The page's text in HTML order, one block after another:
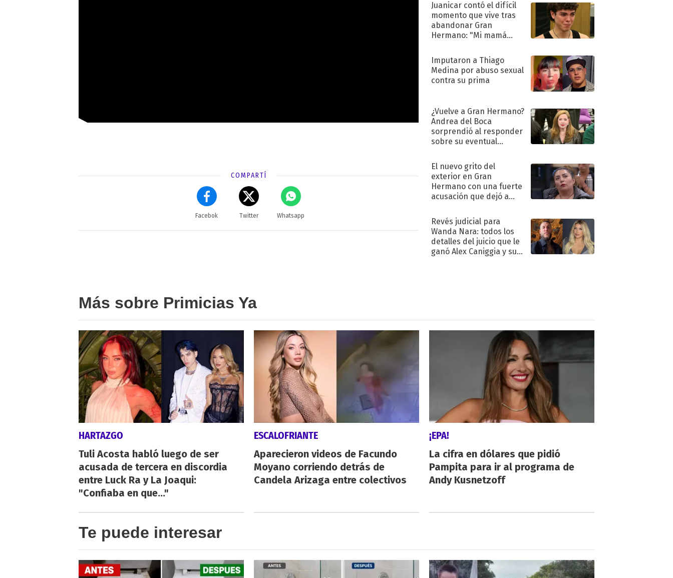
COMPARTÍ
Facebok Twitter Whatsapp
Juanicar contó el difícil
momento que vive tras
abandonar Gran
Hermano: "Mi mamá
Imputaron a Thiago
Medina por abuso sexual
contra su prima
¿Vuelve a Gran Hermano?
Andrea del Boca
sorprendió al responder
sobre su eventual
El nuevo grito del
exterior en Gran
Hermano con una fuerte
acusación que dejó a
"Traidora"
Revés judicial para
Wanda Nara: todos los
detalles del juicio que le
ganó Alex Caniggia y sus
Más sobre Primicias Ya
HARTAZGO
Tuli Acosta habló luego de ser
acusada de tercera en discordia
entre Luck Ra y La Joaqui:
"Confiaba en que..."
ESCALOFRIANTE
Aparecieron videos de Facundo
Moyano corriendo detrás de
Candela Arizaga entre colectivos
¡EPA!
La cifra en dólares que pidió
Pampita para ir al programa de
Andy Kusnetzoff
Te puede interesar